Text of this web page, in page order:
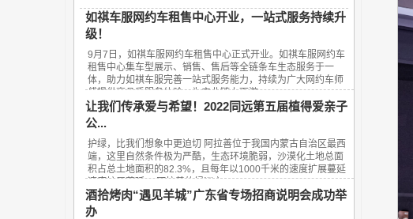
如祺车服网约车租售中心开业，一站式服务持续升
级！
9月7日，如祺车服网约车租售中心正式开业。如祺车服网约车
租售中心集车型展示、销售、售后等全链条车生态服务于一
体，助力如祺车服完善一站式服务能力，持续为广大网约车师
傅提供高品质服务体验，为产业链上下游...
让我们传承爱与希望！2022同远第五届植得爱亲子
公...
护绿，比我们想象中更迫切 阿拉善位于我国内蒙古自治区最西
端，这里自然条件极为严酷，生态环境脆弱，沙漠化土地总面
积占总土地面积的82.3%，且每年以1000千米的速度扩展蔓延
速度扩展蔓延。 阿拉善的绿洲之...
酒拾烤肉“遇见羊城”广东省专场招商说明会成功举
办